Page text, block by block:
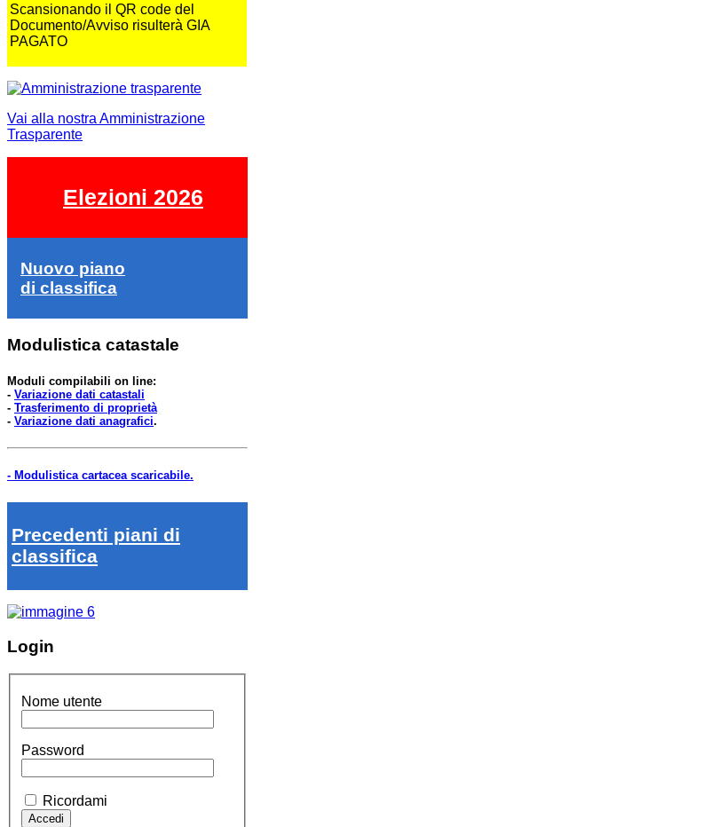
Scansionando il QR code del
Documento/Avviso risulterà GIA
PAGATO
Vai alla nostra Amministrazione
Trasparente
Elezioni 2026
Nuovo piano
di classifica
Modulistica catastale
Moduli compilabili on line:
- Variazione dati catastali
- Trasferimento di proprietà
- Variazione dati anagrafici.
- Modulistica cartacea scaricabile.
Precedenti piani di
classifica
Login
Nome utente
Password
Ricordami